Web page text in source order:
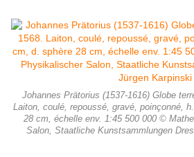
Johannes Prätorius (1537-1616) Globe
Laiton, coulé, repoussé, gravé, poinçonné,
28 cm, échelle env. 1:45 500 000 ©
Salon, Staatliche Kunstsammlungen